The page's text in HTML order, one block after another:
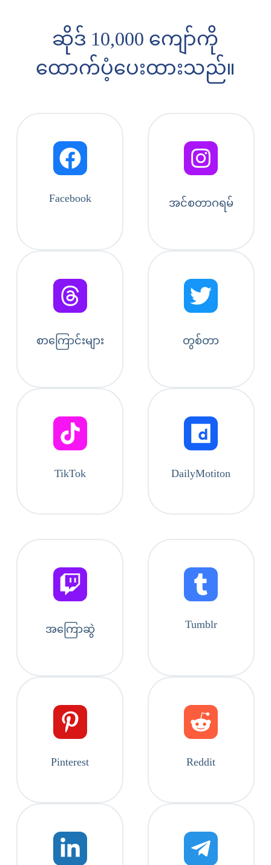
ဆိုဒ် 10,000 ကျော်ကို
ထောက်ပံ့ပေးထားသည်။
Facebook အင်စတာဂရမ်
စာကြောင်းများ တွစ်တာ
TikTok DailyMotiton
အကြောဆွဲ Tumblr
Pinterest Reddit